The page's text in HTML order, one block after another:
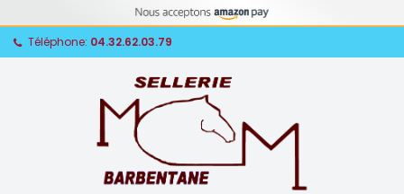
Téléphone: 04.32.62.03.79